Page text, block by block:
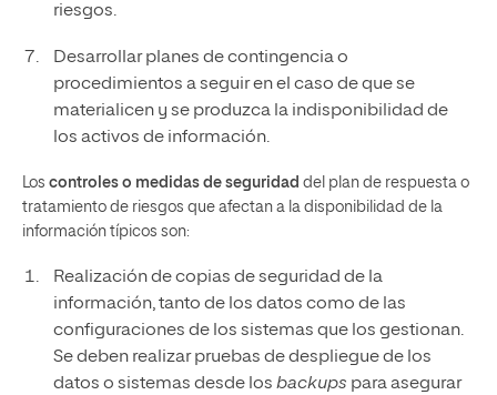
riesgos.
Desarrollar planes de contingencia o
procedimientos a seguir en el caso de que se
materialicen y se produzca la indisponibilidad de
los activos de información.
Los controles o medidas de seguridad del plan de respuesta o
tratamiento de riesgos que afectan a la disponibilidad de la
información típicos son:
Realización de copias de seguridad de la
información, tanto de los datos como de las
configuraciones de los sistemas que los gestionan.
Se deben realizar pruebas de despliegue de los
datos o sistemas desde los backups para asegurar